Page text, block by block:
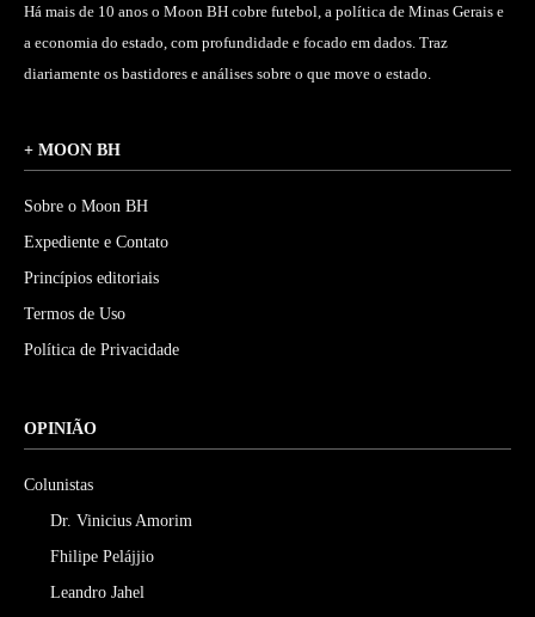
Há mais de 10 anos o Moon BH cobre futebol, a política de Minas Gerais e
a economia do estado, com profundidade e focado em dados. Traz
diariamente os bastidores e análises sobre o que move o estado.
+ MOON BH
Sobre o Moon BH
Expediente e Contato
Princípios editoriais
Termos de Uso
Política de Privacidade
OPINIÃO
Colunistas
Dr. Vinicius Amorim
Fhilipe Pelájjio
Leandro Jahel